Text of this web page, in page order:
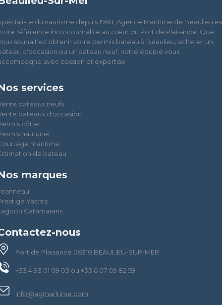
du nautisme depuis 1968, Agence Maritime de Beaulieu
référence incontournable au cœur du Port de Plaisance. Que
souhaitiez obtenir votre permis bateau à Beaulieu, acheter un
d'occasion ou un bateau neuf, notre équipe vous
avec passion et expertise
services
bateaux neufs
bateaux d'occasion
côtier
hauturier
maritime
de bateau
marques
Yachts
Catamarans
nous
Port de Plaisance 06310 BEAULIEU-SUR-MER
+33 4 93 01 09 03 ou +33 6 07 09 82 59
info@agmaritime.com